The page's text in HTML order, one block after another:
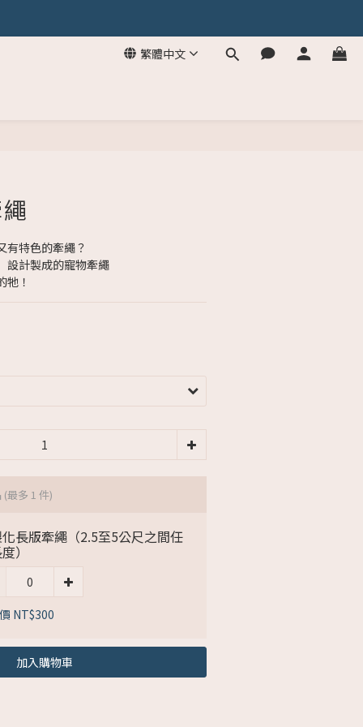
繁體中文
有特色的牽繩？
設計製成的寵物牽繩
牠！
(最多 1 件)
長版牽繩（2.5至5公尺之間任
）
NT$300
加入購物車